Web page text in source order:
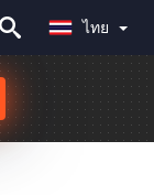
ไทย